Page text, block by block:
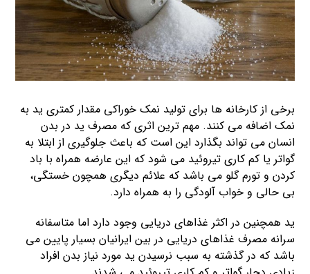
برخی از کارخانه ها برای تولید نمک خوراکی مقدار کمتری ید به
نمک اضافه می کنند. مهم ترین اثری که مصرف ید در بدن
انسان می تواند بگذارد این است که باعث جلوگیری از ابتلا به
گواتر یا کم کاری تیروئید می شود که این عارضه همراه با باد
کردن و تورم گلو می باشد که علائم دیگری همچون خستگی،
بی حالی و خواب آلودگی را به همراه دارد.
ید همچنین در اکثر غذاهای دریایی وجود دارد اما متاسفانه
سرانه مصرف غذاهای دریایی در بین ایرانیان بسیار پایین می
باشد که در گذشته به سبب نرسیدن ید مورد نیاز بدن افراد